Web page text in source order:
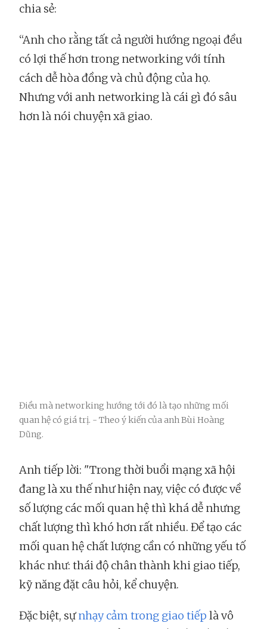
chia sẻ:
“Anh cho rằng tất cả người hướng ngoại đều
có lợi thế hơn trong networking với tính
cách dễ hòa đồng và chủ động của họ.
Nhưng với anh networking là cái gì đó sâu
hơn là nói chuyện xã giao.
Điều mà networking hướng tới đó là tạo những mối
quan hệ có giá trị. - Theo ý kiến của anh Bùi Hoàng
Dũng.
Anh tiếp lời: "Trong thời buổi mạng xã hội
đang là xu thế như hiện nay, việc có được về
số lượng các mối quan hệ thì khá dễ nhưng
chất lượng thì khó hơn rất nhiều. Để tạo các
mối quan hệ chất lượng cần có những yếu tố
khác như: thái độ chân thành khi giao tiếp,
kỹ năng đặt câu hỏi, kể chuyện.
Đặc biệt, sựnhạy cảm trong giao tiếp là vô